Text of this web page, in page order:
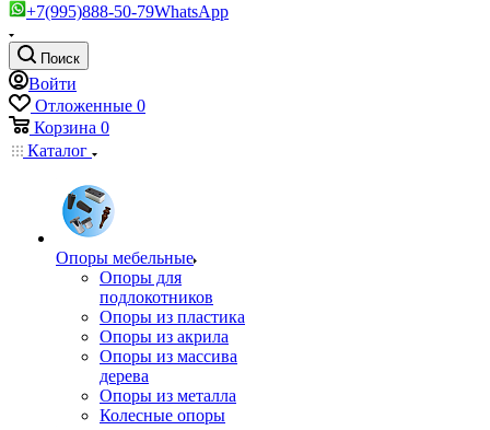
+7(995)888-50-79WhatsApp
Поиск
Войти
Отложенные 0
Корзина 0
Каталог
Опоры мебельные
Опоры для
подлокотников
Опоры из пластика
Опоры из акрила
Опоры из массива
дерева
Опоры из металла
Колесные опоры